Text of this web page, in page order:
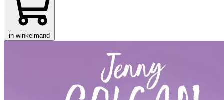
in winkelmand